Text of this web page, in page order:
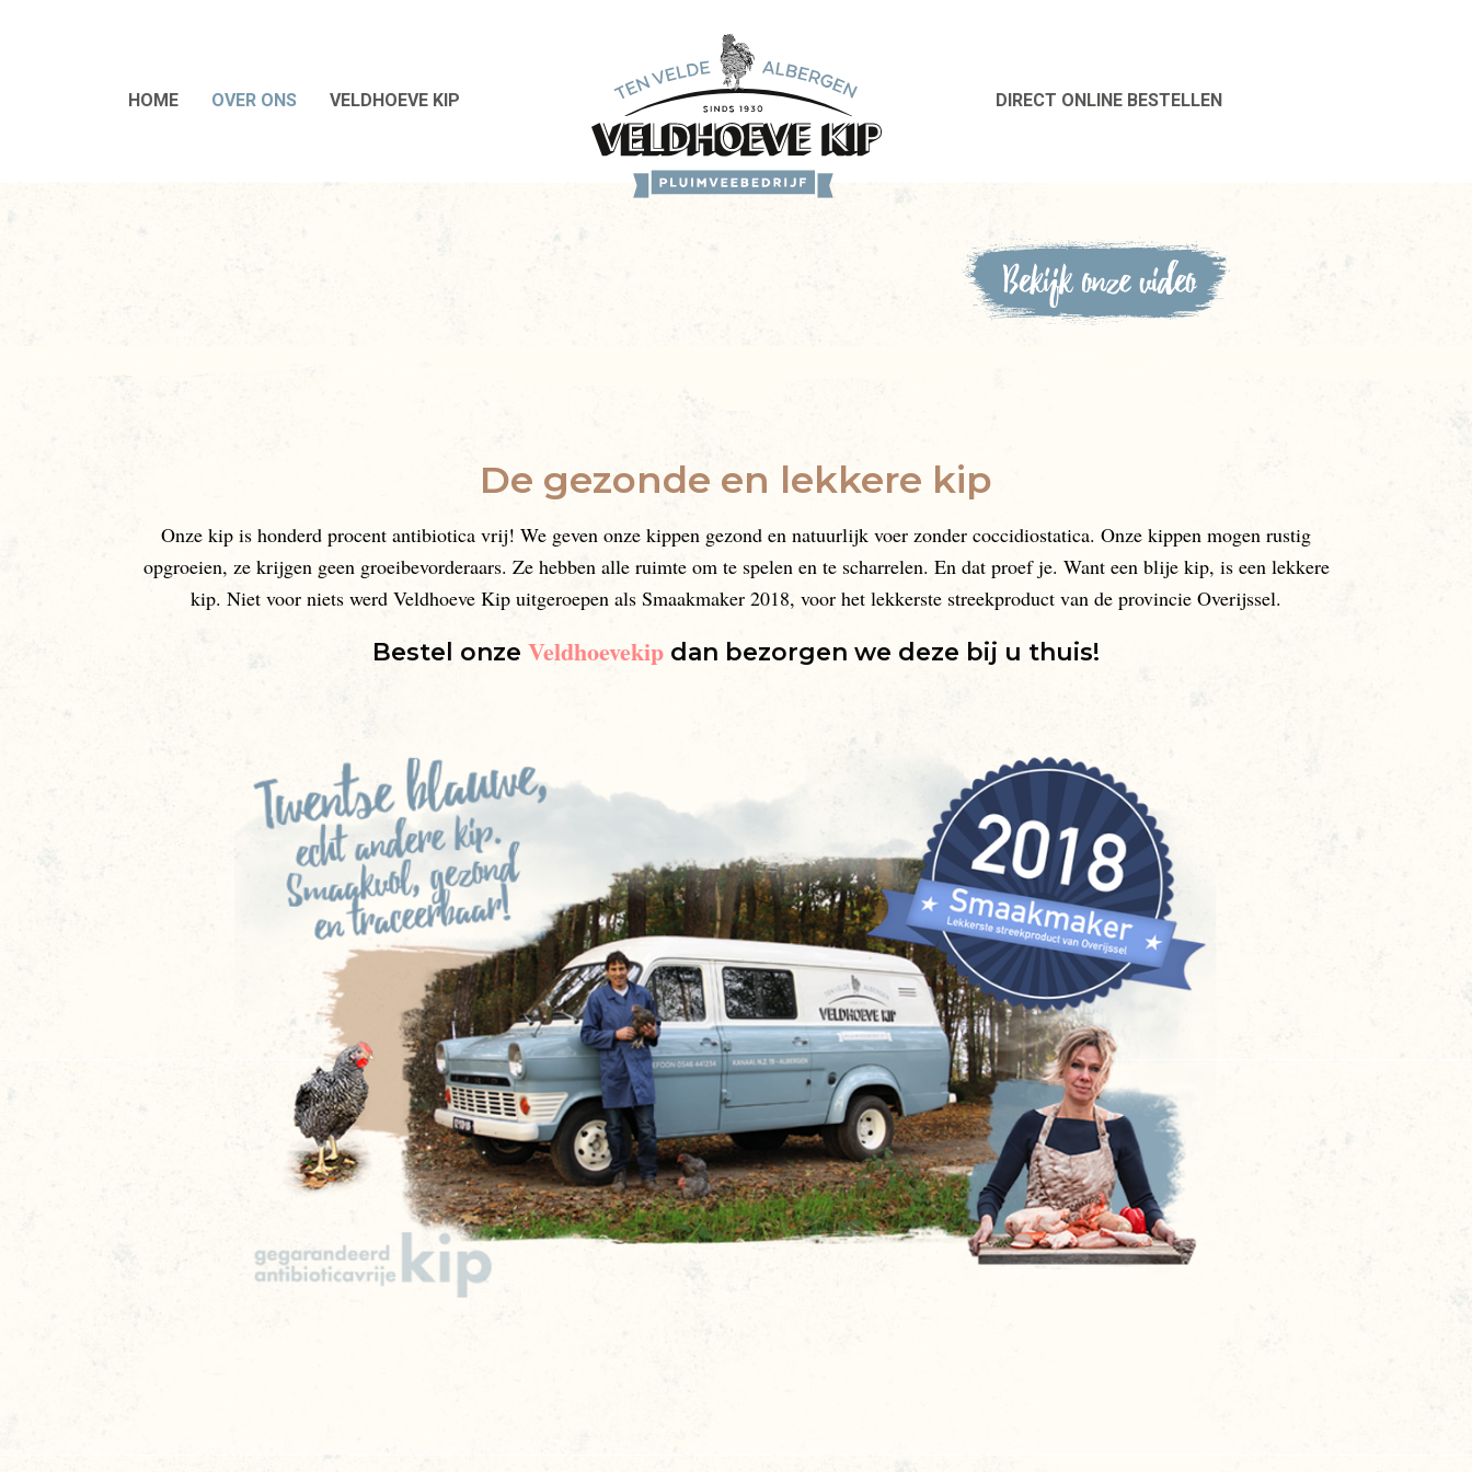
HOME OVER ONS VELDHOEVE KIP DIRECT ONLINE BESTELLEN
De gezonde en lekkere kip
Onze kip is honderd procent antibiotica vrij! We geven onze kippen gezond en natuurlijk voer zonder coccidiostatica. Onze kippen mogen rustig
opgroeien, ze krijgen geen groeibevorderaars. Ze hebben alle ruimte om te spelen en te scharrelen. En dat proef je. Want een blije kip, is een lekkere
kip. Niet voor niets werd Veldhoeve Kip uitgeroepen als Smaakmaker 2018, voor het lekkerste streekproduct van de provincie Overijssel.
Bestel onze Veldhoevekip dan bezorgen we deze bij u thuis!